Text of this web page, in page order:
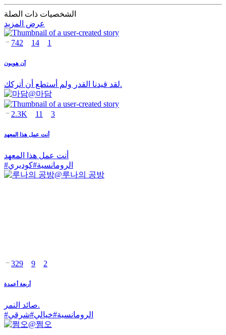
الشخصيات ذات الصلة
عرض المزيد
742 14 1
آن هويون
لقد قيدنا القدر ولم أستطع أن أتركك.
@마담
2.3K 11 3
أنت عمل هذا المعهد
أنت عمل هذا المعهد
#
الرومانسية#كوديري
@루나의 공방
329 9 2
أربعة أعمدة
صائد النمر.
#
الرومانسية#خيالي#شرقي
@쩜오